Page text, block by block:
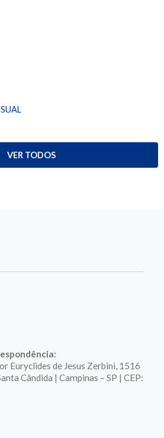
VER TODOS
Euryclides de Jesus Zerbini, 1516
Cândida | Campinas – SP | CEP: